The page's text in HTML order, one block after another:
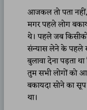
आजकल तो पता
मगर पहले लोग
थे। पहले जब
संन्यास लेने के पहले
बुलावा देना पड़ता
तुम सभी लोगों को
बकायदा सोने का
था।